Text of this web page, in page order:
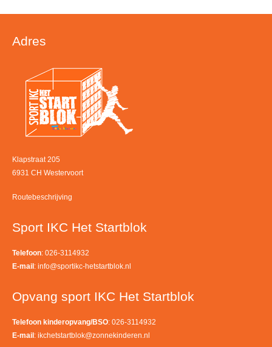
Adres
Klapstraat 205
6931 CH Westervoort
Routebeschrijving
Sport IKC Het Startblok
Telefoon: 026-3114932
E-mail : info@sportikc-hetstartblok.nl
Opvang sport IKC Het Startblok
Telefoon kinderopvang/BSO: 026-3114932
E-mail : ikchetstartblok@zonnekinderen.nl